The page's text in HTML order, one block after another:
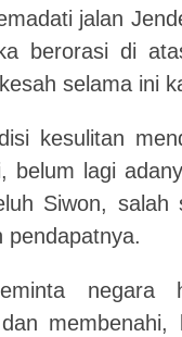
jalan
berorasi di
selama ini
kesulitan
belum lagi
Siwon,
pendapatnya.
negara